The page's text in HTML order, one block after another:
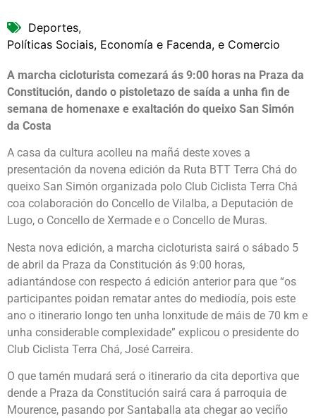
Deportes,
Políticas Sociais, Economía e Facenda, e Comercio
A marcha cicloturista comezará ás 9:00 horas na Praza da
Constitución, dando o pistoletazo de saída a unha fin de
semana de homenaxe e exaltación do queixo San Simón
da Costa
A casa da cultura acolleu na mañá deste xoves a
presentación da novena edición da Ruta BTT Terra Chá do
queixo San Simón organizada polo Club Ciclista Terra Chá
coa colaboración do Concello de Vilalba, a Deputación de
Lugo, o Concello de Xermade e o Concello de Muras.
Nesta nova edición, a marcha cicloturista sairá o sábado 5
de abril da Praza da Constitución ás 9:00 horas,
adiantándose con respecto á edición anterior para que “os
participantes poidan rematar antes do mediodía, pois este
ano o itinerario longo ten unha lonxitude de máis de 70 km e
unha considerable complexidade” explicou o presidente do
Club Ciclista Terra Chá, José Carreira.
O que tamén mudará será o itinerario da cita deportiva que
dende a Praza da Constitución sairá cara á parroquia de
Mourence, pasando por Santaballa ata chegar ao veciño